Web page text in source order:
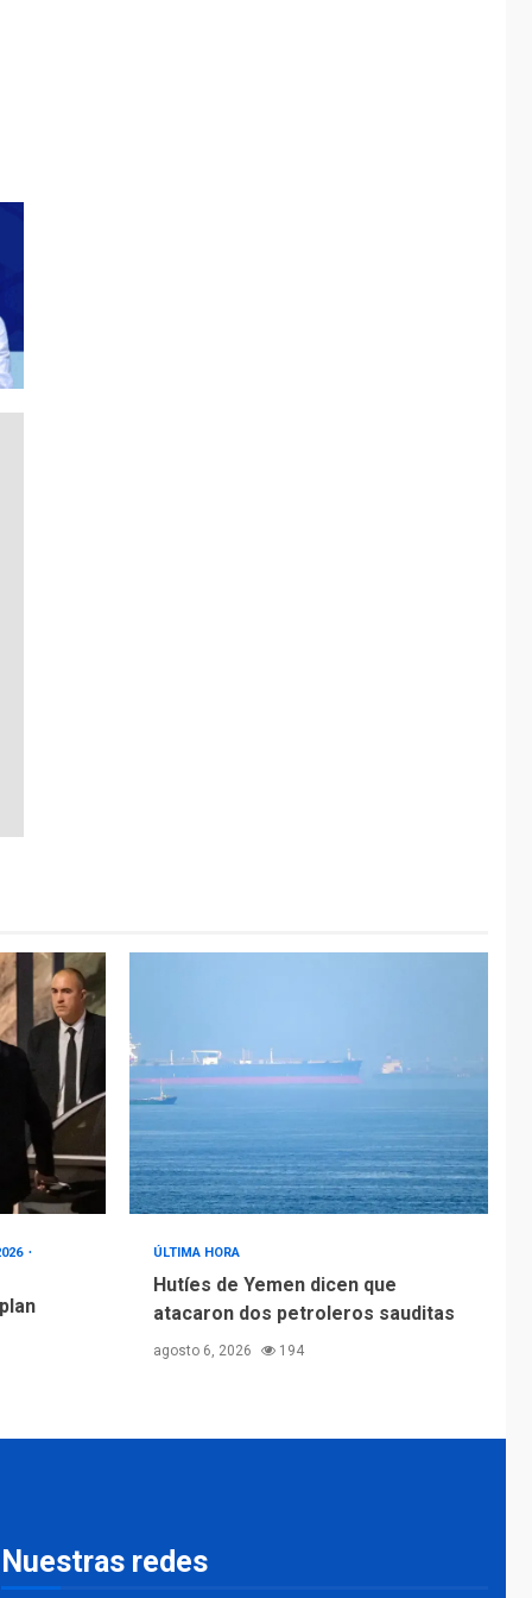
ÚLTIMA HORA
Hutíes de Yemen dicen que
atacaron dos petroleros sauditas
agosto 6, 2026 194
Nuestras redes